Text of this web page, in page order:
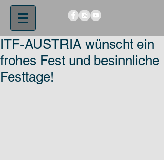
ITF-AUSTRIA wünscht ein
frohes Fest und besinnliche
Festtage!